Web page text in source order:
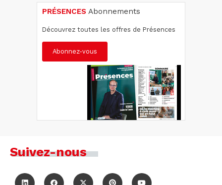
PRÉSENCES Abonnements
Découvrez toutes les offres de Présences
Abonnez-vous
Suivez-nous